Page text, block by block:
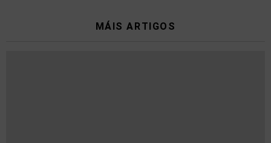
MÁIS ARTIGOS